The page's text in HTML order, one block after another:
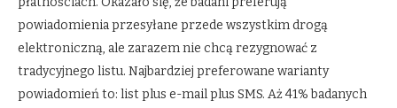
powiadomienia przesyłane przede wszystkim drogą
elektroniczną, ale zarazem nie chcą rezygnować z
tradycyjnego listu. Najbardziej preferowane warianty
powiadomień to: list plus e-mail plus SMS. Aż 41% badanych